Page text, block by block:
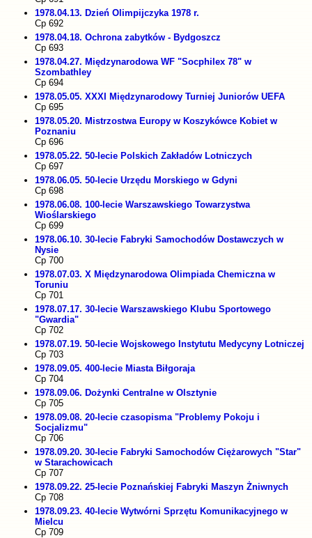
1978.04.13. Dzień Olimpijczyka 1978 r.
Cp 692
1978.04.18. Ochrona zabytków - Bydgoszcz
Cp 693
1978.04.27. Międzynarodowa WF "Socphilex 78" w
Szombathley
Cp 694
1978.05.05. XXXI Międzynarodowy Turniej Juniorów UEFA
Cp 695
1978.05.20. Mistrzostwa Europy w Koszykówce Kobiet w
Poznaniu
Cp 696
1978.05.22. 50-lecie Polskich Zakładów Lotniczych
Cp 697
1978.06.05. 50-lecie Urzędu Morskiego w Gdyni
Cp 698
1978.06.08. 100-lecie Warszawskiego Towarzystwa
Wioślarskiego
Cp 699
1978.06.10. 30-lecie Fabryki Samochodów Dostawczych w
Nysie
Cp 700
1978.07.03. X Międzynarodowa Olimpiada Chemiczna w
Toruniu
Cp 701
1978.07.17. 30-lecie Warszawskiego Klubu Sportowego
"Gwardia"
Cp 702
1978.07.19. 50-lecie Wojskowego Instytutu Medycyny Lotniczej
Cp 703
1978.09.05. 400-lecie Miasta Biłgoraja
Cp 704
1978.09.06. Dożynki Centralne w Olsztynie
Cp 705
1978.09.08. 20-lecie czasopisma "Problemy Pokoju i
Socjalizmu"
Cp 706
1978.09.20. 30-lecie Fabryki Samochodów Ciężarowych "Star"
w Starachowicach
Cp 707
1978.09.22. 25-lecie Poznańskiej Fabryki Maszyn Żniwnych
Cp 708
1978.09.23. 40-lecie Wytwórni Sprzętu Komunikacyjnego w
Mielcu
Cp 709